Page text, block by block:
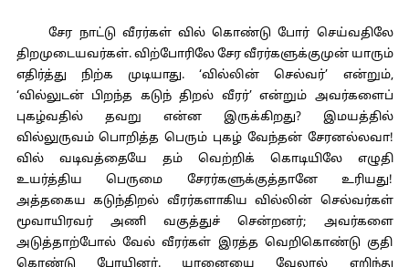
சேர நாட்டு வீரர்கள் வில் கொண்டு போர் செய்வதிலே
திறமுடையவர்கள். விற்போரிலே சேர வீரர்களுக்குமுன் யாரும்
எதிர்த்து நிற்க முடியாது. ‘வில்லின் செல்வர்’ என்றும்,
‘வில்லுடன் பிறந்த கடுந் திறல் வீரர்’ என்றும் அவர்களைப்
புகழ்வதில் தவறு என்ன இருக்கிறது? இமயத்தில்
வில்லுருவம் பொறித்த பெரும் புகழ் வேந்தன் சேரனல்லவா!
வில் வடிவத்தையே தம் வெற்றிக் கொடியிலே எழுதி
உயர்த்திய பெருமை சேரர்களுக்குத்தானே உரியது!
அத்தகைய கடுந்திறல் வீரர்களாகிய வில்லின் செல்வர்கள்
மூவாயிரவர் அணி வகுத்துச் சென்றனர்; அவர்களை
அடுத்தாற்போல் வேல் வீரர்கள் இரத்த வெறிகொண்டு குதி